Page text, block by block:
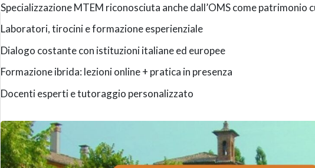
Specializzazione MTEM riconosciuta anche dall’OMS come patrimonio
Laboratori, tirocini e formazione esperienziale
Dialogo costante con istituzioni italiane ed europee
Formazione ibrida: lezioni online + pratica in presenza
Docenti esperti e tutoraggio personalizzato